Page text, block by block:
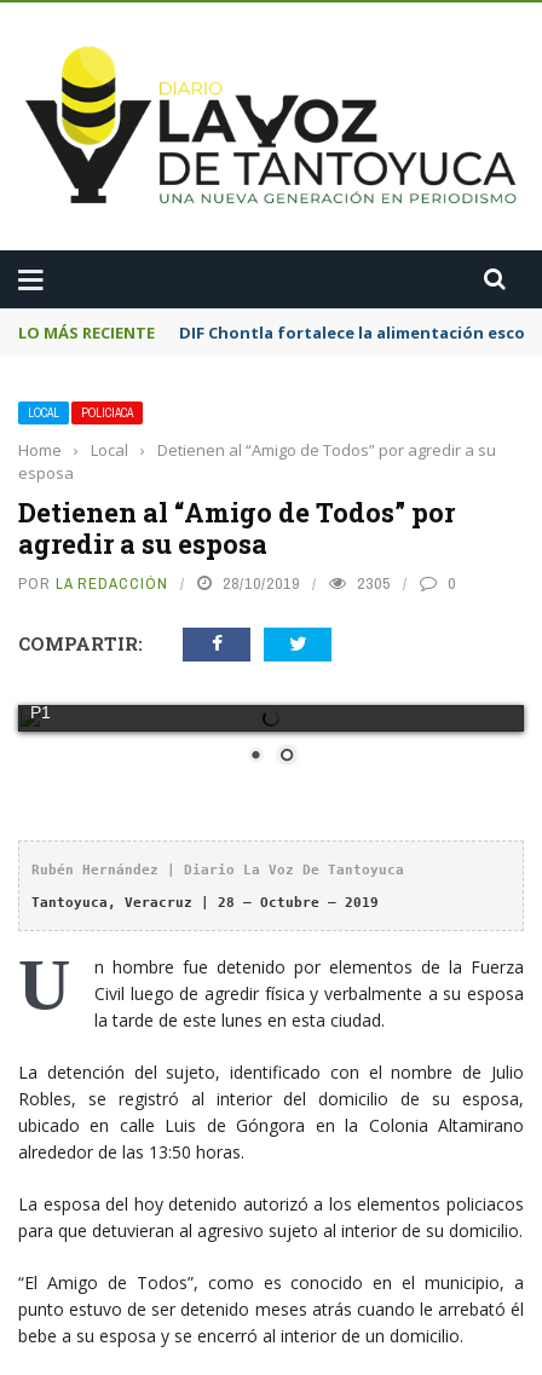
LO MÁS RECIENTE DIF Chontla fortalece la alimentación
LOCAL POLICIACA
Home › Local ›
Detienen al “Amigo de Todos” por agredir a su
esposa
Detienen al “Amigo de Todos” por
agredir a su esposa
POR LA REDACCIÓN 28/10/2019 2305 0
COMPARTIR:
P2
Rubén Hernández | Diario La Voz De Tantoyuca
Tantoyuca, Veracruz | 28 – Octubre – 2019
U
n hombre fue detenido por elementos de la Fuerza
Civil luego de agredir física y verbalmente a su esposa
la tarde de este lunes en esta ciudad.
La detención del sujeto, identificado con el nombre de Julio
Robles, se registró al interior del domicilio de su esposa,
ubicado en calle Luis de Góngora en la Colonia Altamirano
alrededor de las 13:50 horas.
La esposa del hoy detenido autorizó a los elementos policiacos
para que detuvieran al agresivo sujeto al interior de su domicilio.
“El Amigo de Todos”, como es conocido en el municipio, a
punto estuvo de ser detenido meses atrás cuando le arrebató él
bebe a su esposa y se encerró al interior de un domicilio.